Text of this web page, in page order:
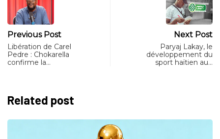
Previous Post
Libération de Carel
Pedre : Chokarella
confirme la…
Next Post
Paryaj Lakay, le
développement du
sport haïtien au…
Related post